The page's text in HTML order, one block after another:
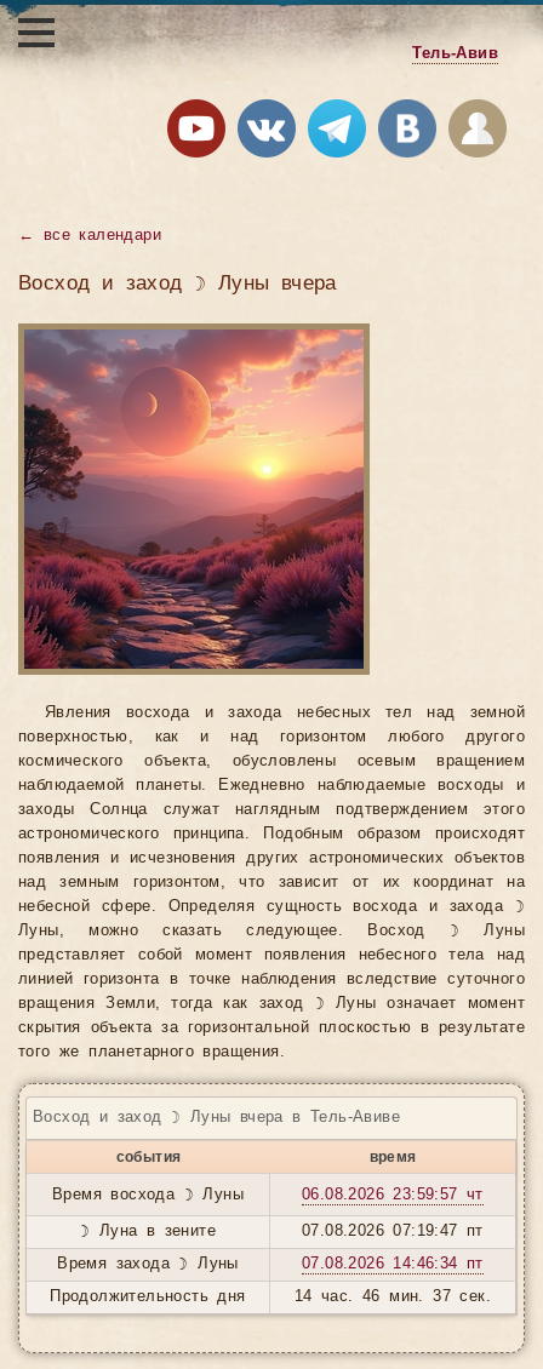
Тель-Авив
← все календари
Восход и заход ☽ Луны вчера
Явления восхода и захода небесных тел над земной
поверхностью, как и над горизонтом любого другого
космического объекта, обусловлены осевым вращением
наблюдаемой планеты. Ежедневно наблюдаемые восходы и
заходы Солнца служат наглядным подтверждением этого
астрономического принципа. Подобным образом происходят
появления и исчезновения других астрономических объектов
над земным горизонтом, что зависит от их координат на
небесной сфере. Определяя сущность восхода и захода ☽
Луны, можно сказать следующее. Восход ☽ Луны
представляет собой момент появления небесного тела над
линией горизонта в точке наблюдения вследствие суточного
вращения Земли, тогда как заход ☽ Луны означает момент
скрытия объекта за горизонтальной плоскостью в результате
того же планетарного вращения.
Восход и заход ☽ Луны вчера в Тель-Авиве
события время
Время восхода ☽ Луны
06.08.2026 23:59:57 чт
☽ Луна в зените
07.08.2026 07:19:47 пт
Время захода ☽ Луны
07.08.2026 14:46:34 пт
Продолжительность дня
14 час. 46 мин. 37 сек.